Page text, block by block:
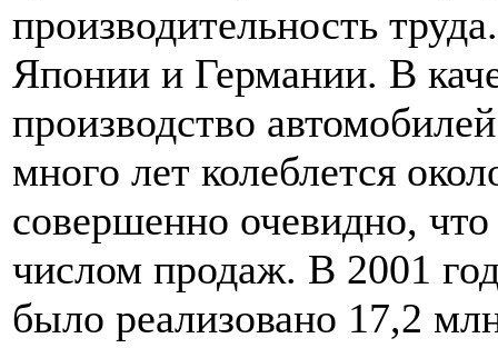
производительность
Японии и Германии. В
производство
много лет колеблется
совершенно очевидно,
числом продаж. В 2001
было реализовано 17,2